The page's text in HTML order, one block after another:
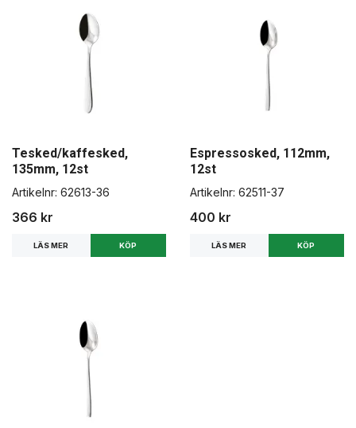
Tesked/kaffesked,
135mm, 12st
Artikelnr: 62613-36
366 kr
LÄS MER
Espressosked, 112mm,
12st
Artikelnr: 62511-37
400 kr
LÄS MER